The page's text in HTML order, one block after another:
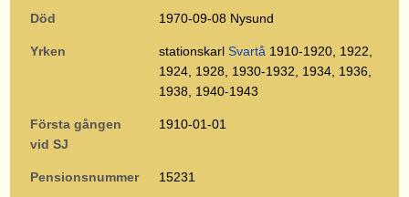
Död 1970-09-08 Nysund
Yrken stationskarl Svartå 1910-1920, 1922,
1924, 1928, 1930-1932, 1934, 1936,
1938, 1940-1943
Första gången
vid SJ
1910-01-01
Pensionsnummer 15231